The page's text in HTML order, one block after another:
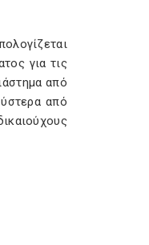
για τις
από
από